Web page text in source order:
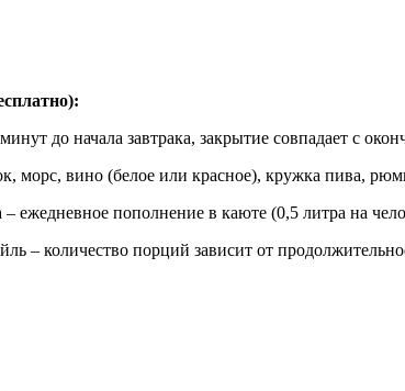
до начала завтрака, закрытие совпадает с
морс, вино (белое или красное), кружка пива,
– ежедневное пополнение в каюте (0,5 литра на
– количество порций зависит от